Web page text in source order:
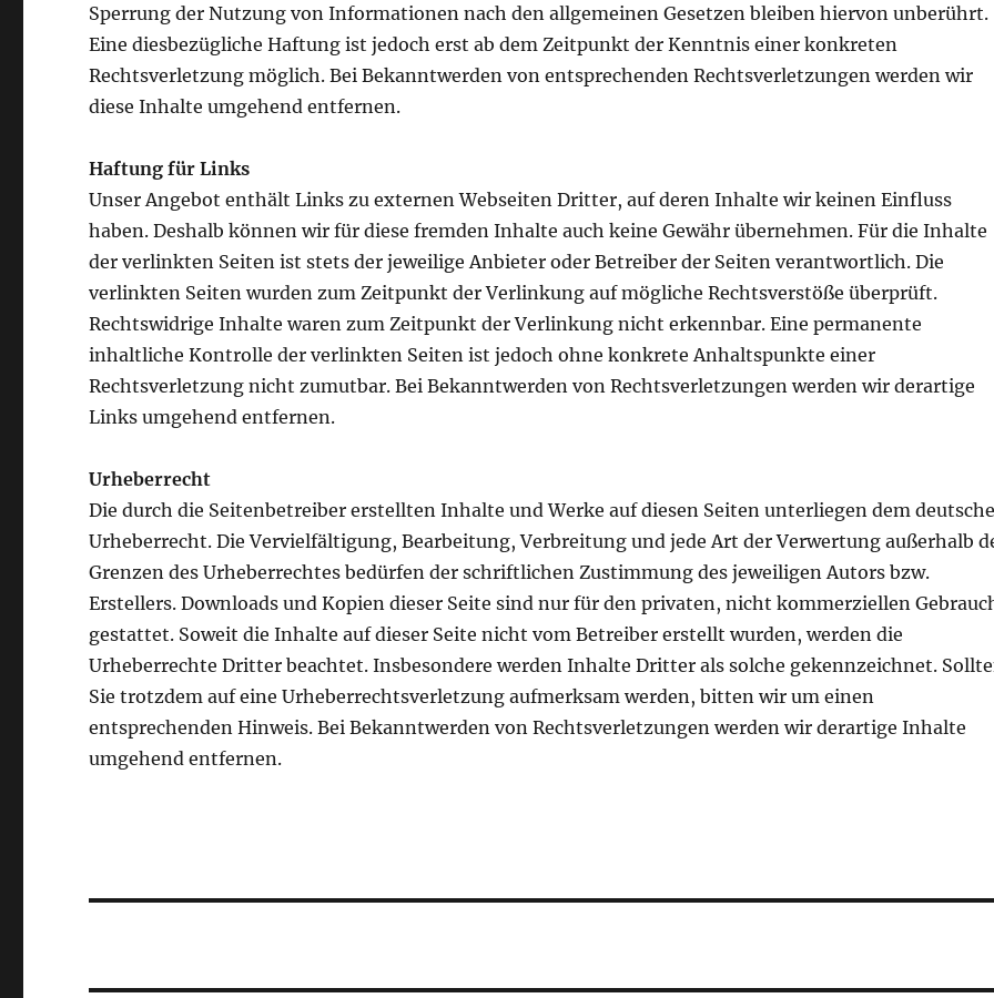
Sperrung der Nutzung von Informationen nach den allgemeinen Gesetzen bleiben hiervon unberührt.
Eine diesbezügliche Haftung ist jedoch erst ab dem Zeitpunkt der Kenntnis einer konkreten
Rechtsverletzung möglich. Bei Bekanntwerden von entsprechenden Rechtsverletzungen werden wir
diese Inhalte umgehend entfernen.
Haftung für Links
Unser Angebot enthält Links zu externen Webseiten Dritter, auf deren Inhalte wir keinen Einfluss
haben. Deshalb können wir für diese fremden Inhalte auch keine Gewähr übernehmen. Für die Inhalte
der verlinkten Seiten ist stets der jeweilige Anbieter oder Betreiber der Seiten verantwortlich. Die
verlinkten Seiten wurden zum Zeitpunkt der Verlinkung auf mögliche Rechtsverstöße überprüft.
Rechtswidrige Inhalte waren zum Zeitpunkt der Verlinkung nicht erkennbar. Eine permanente
inhaltliche Kontrolle der verlinkten Seiten ist jedoch ohne konkrete Anhaltspunkte einer
Rechtsverletzung nicht zumutbar. Bei Bekanntwerden von Rechtsverletzungen werden wir derartige
Links umgehend entfernen.
Urheberrecht
Die durch die Seitenbetreiber erstellten Inhalte und Werke auf diesen Seiten unterliegen dem
Urheberrecht. Die Vervielfältigung, Bearbeitung, Verbreitung und jede Art der Verwertung außerhalb
Grenzen des Urheberrechtes bedürfen der schriftlichen Zustimmung des jeweiligen Autors bzw.
Erstellers. Downloads und Kopien dieser Seite sind nur für den privaten, nicht kommerziellen
gestattet. Soweit die Inhalte auf dieser Seite nicht vom Betreiber erstellt wurden, werden die
Urheberrechte Dritter beachtet. Insbesondere werden Inhalte Dritter als solche gekennzeichnet.
Sie trotzdem auf eine Urheberrechtsverletzung aufmerksam werden, bitten wir um einen
entsprechenden Hinweis. Bei Bekanntwerden von Rechtsverletzungen werden wir derartige Inhalte
umgehend entfernen.